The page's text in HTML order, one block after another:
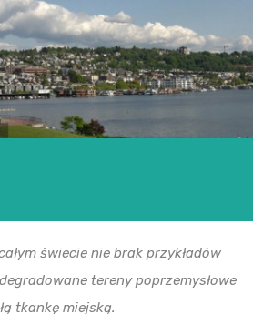
świecie nie brak przykładów
tereny poprzemysłowe
tkankę miejską.